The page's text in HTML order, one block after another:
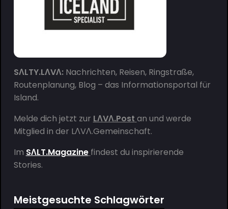
SΛLTY.LΛVΛ:Nachrichten, Reisen, Ringstraße,
Routenplanung, Blog – das Informationsportal für
Island.
Melde dich jetzt zur LΛVΛ.Post an und werde
Mitglied in der LΛVΛ.Gemeinschaft.
Im SΛLT.Magazine findest du inspirierende
Stories.
Meistgesuchte Schlagwörter